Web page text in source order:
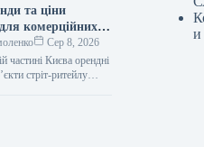
та ціни
комерційних
Києві
порівняно з
за даними UTG.
Сер 8, 2026
частині Києва орендні
стріт-ритейлу
пропозиції для
и